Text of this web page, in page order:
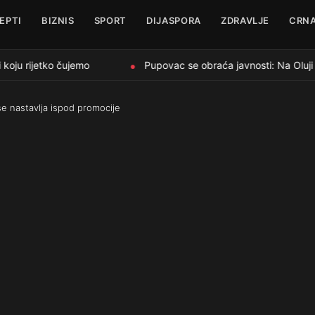
BIZNIS SPORT DIJASPORA ZDRAVLJE
rijetko čujemo Pupovac se obraća javnosti: Na Oluji
nastavlja ispod promocije